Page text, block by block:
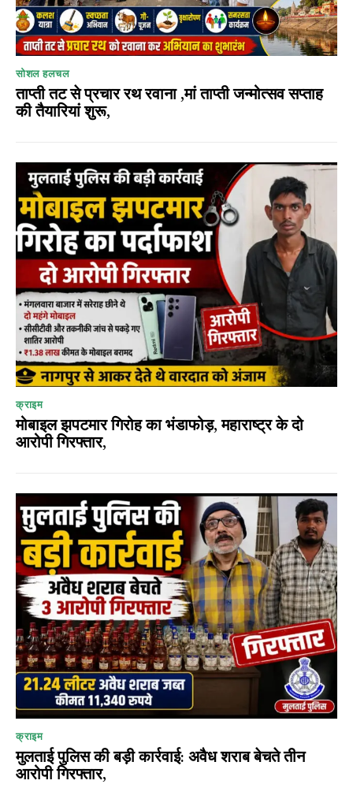
सोशल हलचल
ताप्ती तट से प्रचार रथ रवाना ,मां ताप्ती जन्मोत्सव सप्ताह
की तैयारियां शुरू,
क्राइम
मोबाइल झपटमार गिरोह का भंडाफोड़, महाराष्ट्र के दो
आरोपी गिरफ्तार,
क्राइम
मुलताई पुलिस की बड़ी कार्रवाई: अवैध शराब बेचते तीन
आरोपी गिरफ्तार,